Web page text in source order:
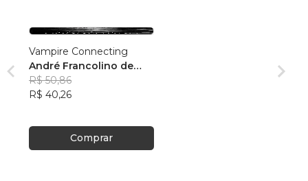
Vampire Connecting
André Francolino de
Aquino
R$ 50,86
R$ 40,26
Comprar